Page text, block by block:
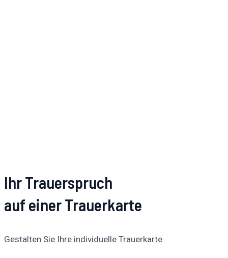
Ihr Trauerspruch
auf einer Trauerkarte
Gestalten Sie Ihre individuelle Trauerkarte